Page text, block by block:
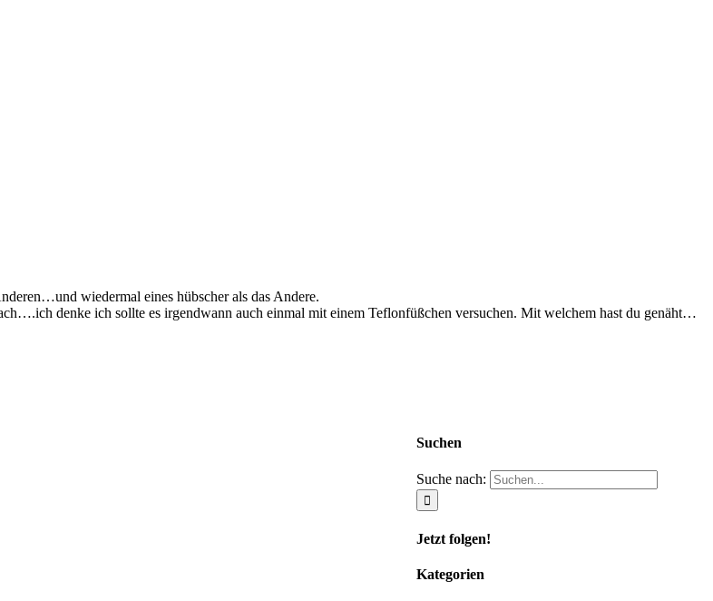
wiedermal eines hübscher als das Andere.
denke ich sollte es irgendwann auch einmal mit einem Teflonfüßchen versuchen. Mit welchem hast du genäht…
Suchen
Suche nach:
Jetzt folgen!
Kategorien